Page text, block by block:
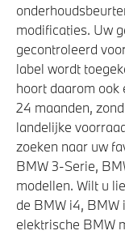
Veiligheid
Akoestische
Airbag
Actieve
Elektronisch
modificaties. Uw
gecontroleerd
label wordt
hoort daarom ook
24 maanden,
landelijke
zoeken naar uw
BMW 3-Serie,
modellen. Wilt u
de BMW i4, BMW
elektrische BMW